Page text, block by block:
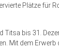
Plätze für
bis 31.
Mit dem